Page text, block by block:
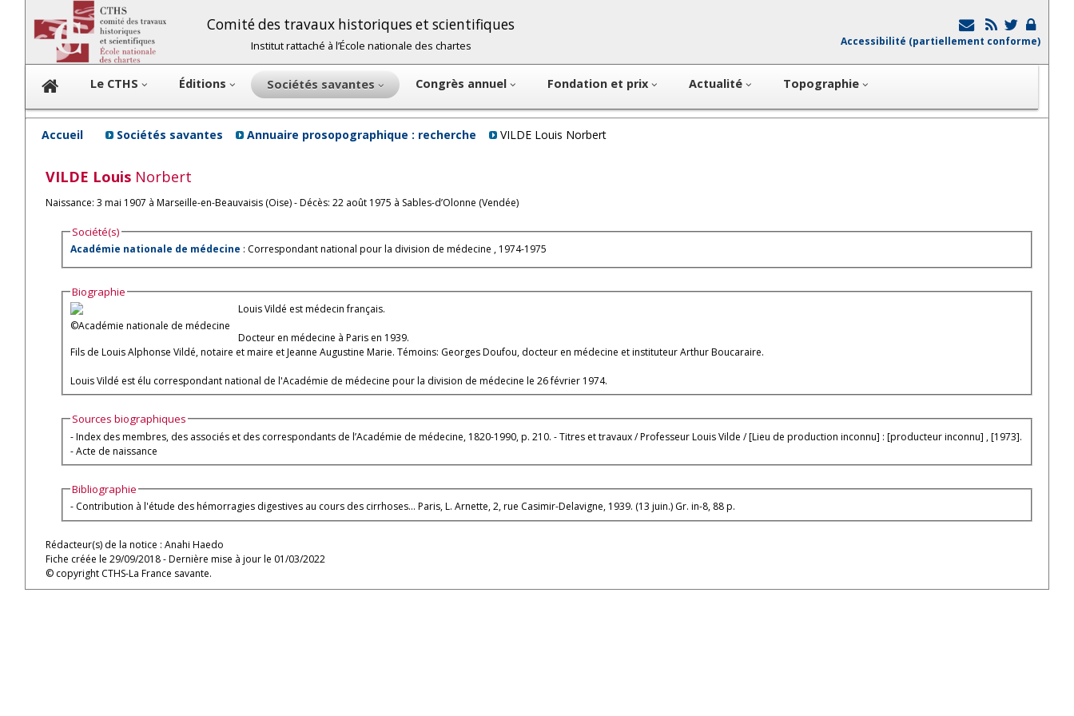
Comité des travaux historiques et scientifiques
Institut rattaché à l’École nationale des chartes Accessibilité (partiellement conforme)
Le CTHS Éditions Sociétés savantes Congrès annuel Fondation et prix Actualité Topographie
Accueil Sociétés savantes Annuaire prosopographique : recherche VILDE Louis Norbert
VILDE Louis Norbert
Naissance: 3 mai 1907 à Marseille-en-Beauvaisis (Oise) - Décès: 22 août 1975 à Sables-d’Olonne (Vendée)
Société(s)
Académie nationale de médecine : Correspondant national pour la division de médecine , 1974-1975
Biographie
©Académie nationale de médecine
Louis Vildé est médecin français.
Docteur en médecine à Paris en 1939.
Fils de Louis Alphonse Vildé, notaire et maire et Jeanne Augustine Marie. Témoins: Georges Doufou, docteur en médecine et instituteur Arthur Boucaraire.
Louis Vildé est élu correspondant national de l'Académie de médecine pour la division de médecine le 26 février 1974.
Sources biographiques
- Index des membres, des associés et des correspondants de l’Académie de médecine, 1820-1990, p. 210. - Titres et travaux / Professeur Louis Vilde / [Lieu de production inconnu] : [producteur inconnu] , [1973].
- Acte de naissance
Bibliographie
- Contribution à l'étude des hémorragies digestives au cours des cirrhoses... Paris, L. Arnette, 2, rue Casimir-Delavigne, 1939. (13 juin.) Gr. in-8, 88 p.
Rédacteur(s) de la notice : Anahi Haedo
Fiche créée le 29/09/2018 - Dernière mise à jour le 01/03/2022
© copyright CTHS-La France savante.